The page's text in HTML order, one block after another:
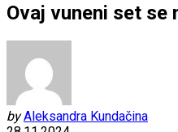
Ovaj vuneni set se
by Aleksandra Kundačina